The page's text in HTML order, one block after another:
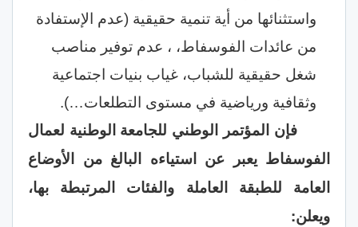
واستثنائها من أية تنمية حقيقية (عدم الإستفادة
من عائدات الفوسفاط، ، عدم توفير مناصب
شغل حقيقية للشباب، غياب بنيات اجتماعية
وثقافية ورياضية في مستوى التطلعات…).
فإن المؤتمرالوطني للجامعة الوطنية لعمال
الفوسفاط يعبر عن استياءه البالغ من الأوضاع
العامة للطبقة العاملة والفئات المرتبطة بها،
ويعلن: